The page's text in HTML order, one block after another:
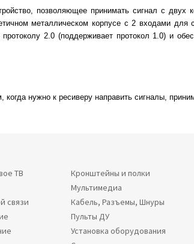
позволяющее принимать сигнал с
металлическом корпусе с 2 входами
2.0 (поддерживает протокол 1.0) и
когда нужно к ресиверу направить сигналы,
ТВ
связи
Кронштейны и полки
Мультимедиа
Кабель, Разъемы, Шнуры
Пульты ДУ
Установка оборудования